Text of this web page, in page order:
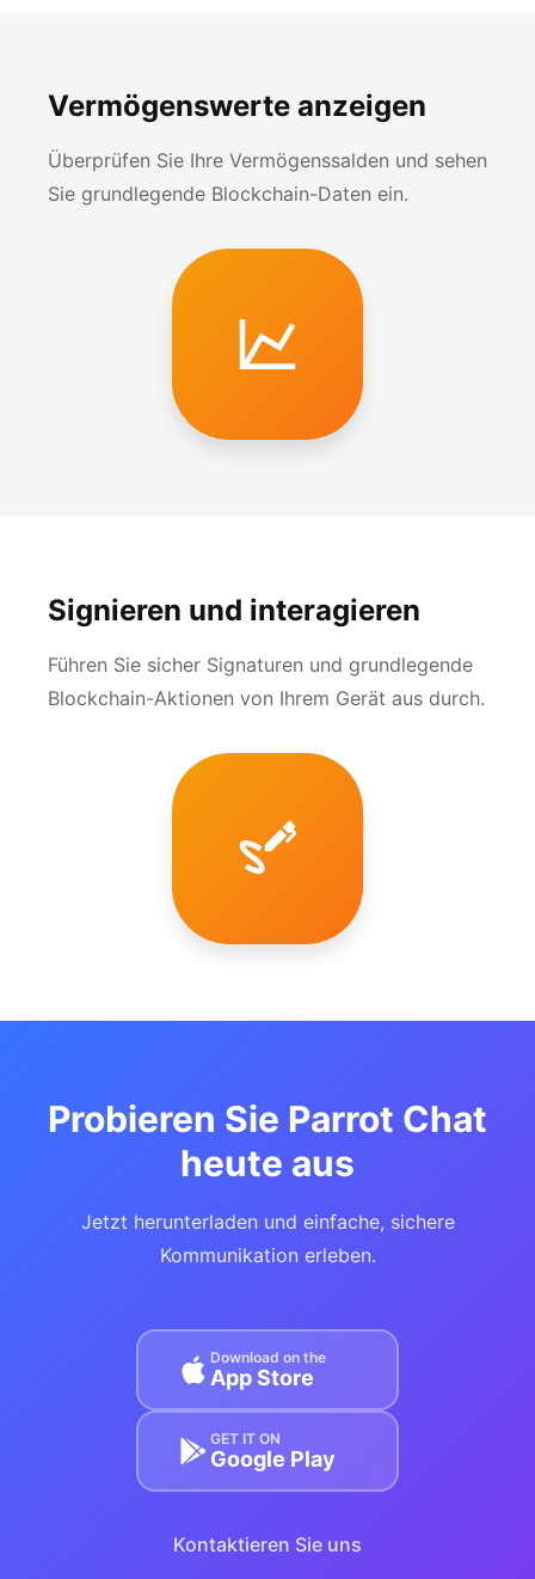
Vermögenswerte anzeigen
Überprüfen Sie Ihre Vermögenssalden und sehen
Sie grundlegende Blockchain-Daten ein.
Signieren und interagieren
Führen Sie sicher Signaturen und grundlegende
Blockchain-Aktionen von Ihrem Gerät aus durch.
Probieren Sie Parrot Chat
heute aus
Jetzt herunterladen und einfache, sichere
Kommunikation erleben.
Download on the
App Store
GET IT ON
Google Play
Kontaktieren Sie uns